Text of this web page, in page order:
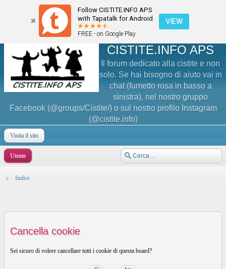
Follow CISTITE.INFO APS
with Tapatalk for Android
FREE - on Google Play
VIEW
CISTITE.INFO APS
Il forum dedicato alla cistite e non
solo. Se hai bisogno di aiuto vai in
chat (fumetto rosa in basso a
sinistra), nel nostro gruppo
Facebook (@groups/Cistite/) o sul nostro profilo Instagram
(@cistite.info)
Visita il sito
Utente
Indice
Cancella cookie
Sei sicuro di volere cancellare tutti i cookie di questa board?